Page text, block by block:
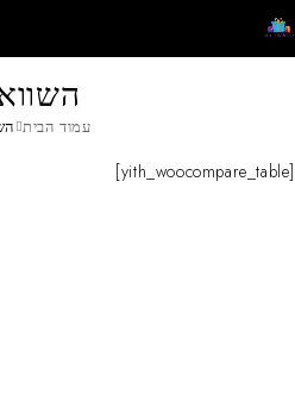
עמוד הבית
[yith_woocompare_table]